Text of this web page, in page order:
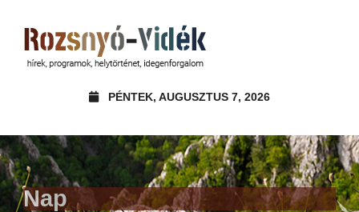
PÉNTEK, AUGUSZTUS 7, 2026
Nap